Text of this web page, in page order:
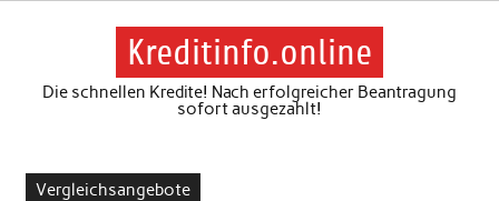
Skip
Kreditinfo.online
Die schnellen Kredite! Nach erfolgreicher Beantragung
sofort ausgezahlt!
Vergleichsangebote